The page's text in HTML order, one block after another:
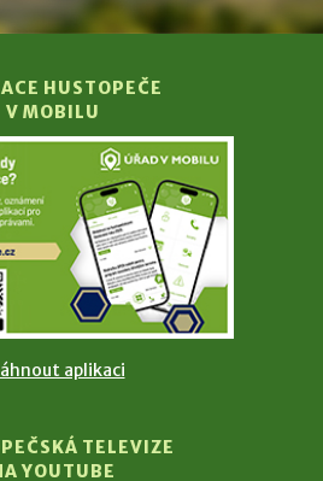
HUSTOPEČE
V MOBILU
aplikaci
TELEVIZE
YOUTUBE